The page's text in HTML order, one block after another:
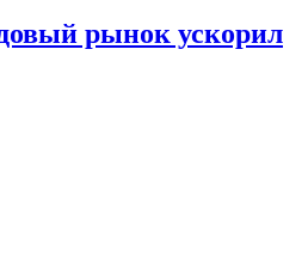
рынок ускорил